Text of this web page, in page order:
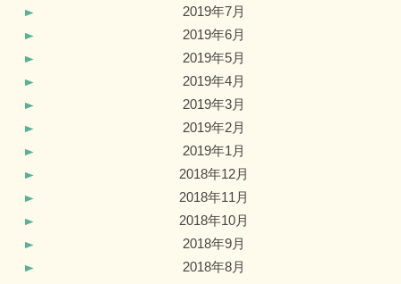
2019年7月
2019年6月
2019年5月
2019年4月
2019年3月
2019年2月
2019年1月
2018年12月
2018年11月
2018年10月
2018年9月
2018年8月